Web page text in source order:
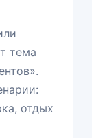
тема
отдых